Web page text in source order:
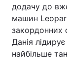
Економіка
Спорт
Техно і зв'язок
додачу до
машин
закордонних
Данія
найбільше